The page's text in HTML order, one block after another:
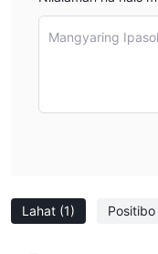
mga mamumuhunan
nagbibigay ng stock
mga underlying assets.
Paano
sundan ang mga
Bisitahin ang Website:
Lahat (1) Positibo
Mangyaring